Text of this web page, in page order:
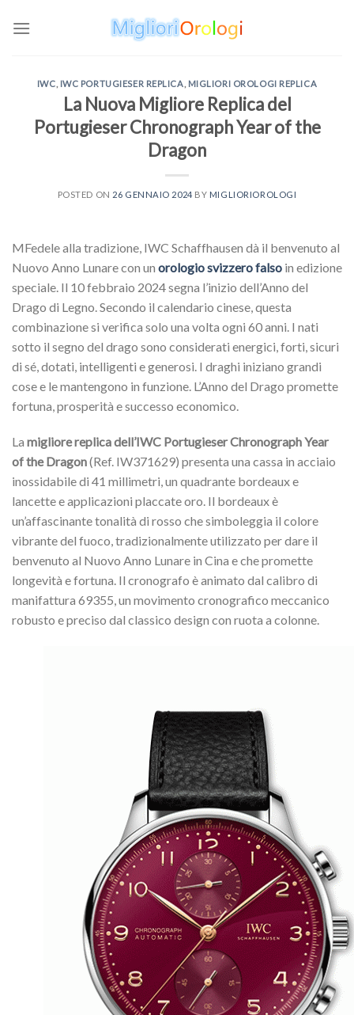
IWC, IWC PORTUGIESER REPLICA, MIGLIORI OROLOGI REPLICA
La Nuova Migliore Replica del
Portugieser Chronograph Year of the
Dragon
POSTED ON 26 GENNAIO 2024 BY MIGLIORIOROLOGI
MFedele alla tradizione, IWC Schaffhausen dà il benvenuto al
Nuovo Anno Lunare con un orologio svizzero falso in edizione
speciale. Il 10 febbraio 2024 segna l’inizio dell’Anno del
Drago di Legno. Secondo il calendario cinese, questa
combinazione si verifica solo una volta ogni 60 anni. I nati
sotto il segno del drago sono considerati energici, forti, sicuri
di sé, dotati, intelligenti e generosi. I draghi iniziano grandi
cose e le mantengono in funzione. L’Anno del Drago promette
fortuna, prosperità e successo economico.
La migliore replica dell’IWC Portugieser Chronograph Year
of the Dragon(Ref. IW371629) presenta una cassa in acciaio
inossidabile di 41 millimetri, un quadrante bordeaux e
lancette e applicazioni placcate oro. Il bordeaux è
un’affascinante tonalità di rosso che simboleggia il colore
vibrante del fuoco, tradizionalmente utilizzato per dare il
benvenuto al Nuovo Anno Lunare in Cina e che promette
longevità e fortuna. Il cronografo è animato dal calibro di
manifattura 69355, un movimento cronografico meccanico
robusto e preciso dal classico design con ruota a colonne.